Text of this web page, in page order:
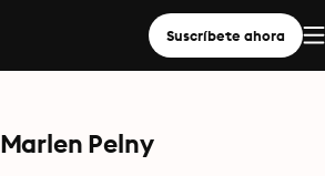
Suscríbete ahora
Marlen Pelny